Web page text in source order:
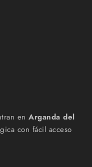
en Arganda del
con fácil acceso